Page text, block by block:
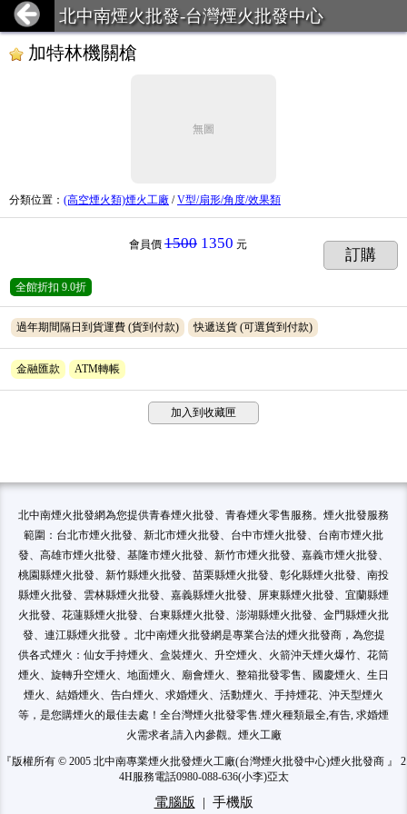
北中南煙火批發-台灣煙火批發中心
加特林機關槍
無圖
分類位置 ： (高空煙火類)煙火工廠 /V型/扇形/角度/效果類
會員價 1500 1350 元
訂購
全館折扣 9.0折
過年期間隔日到貨運費 (貨到付款) 快遞送貨 (可選貨到付款)
金融匯款 ATM轉帳
加入到收藏匣
北中南煙火批發網為您提供青春煙火批發、青春煙火零售服務。煙火批發服務
範圍：台北市煙火批發、新北市煙火批發、台中市煙火批發、台南市煙火批
發、高雄市煙火批發、基隆市煙火批發、新竹市煙火批發、嘉義市煙火批發、
桃園縣煙火批發、新竹縣煙火批發、苗栗縣煙火批發、彰化縣煙火批發、南投
縣煙火批發、雲林縣煙火批發、嘉義縣煙火批發、屏東縣煙火批發、宜蘭縣煙
火批發、花蓮縣煙火批發、台東縣煙火批發、澎湖縣煙火批發、金門縣煙火批
發、連江縣煙火批發 。北中南煙火批發網是專業合法的煙火批發商，為您提
供各式煙火：仙女手持煙火、盒裝煙火、升空煙火、火箭沖天煙火爆竹、花筒
煙火、旋轉升空煙火、地面煙火、廟會煙火、整箱批發零售、國慶煙火、生日
煙火、結婚煙火、告白煙火、求婚煙火、活動煙火、手持煙花、沖天型煙火
等，是您購煙火的最佳去處！全台灣煙火批發零售.煙火種類最全,有告, 求婚煙
火需求者,請入內參觀。煙火工廠
『版權所有 © 2005 北中南專業煙火批發煙火工廠(台灣煙火批發中心)煙火批發商 』 2
4H服務電話0980-088-636(小李)亞太
電腦版 | 手機版